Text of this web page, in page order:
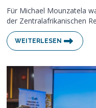
Für Michael Mounzatela
der Zentralafrikanischen
WEITERLESEN